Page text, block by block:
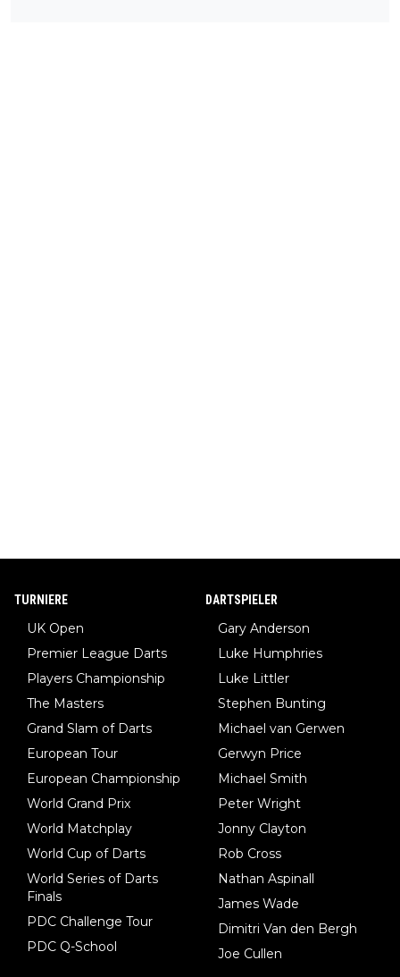
TURNIERE
UK Open
Premier League Darts
Players Championship
The Masters
Grand Slam of Darts
European Tour
European Championship
World Grand Prix
World Matchplay
World Cup of Darts
World Series of Darts
Finals
PDC Challenge Tour
PDC Q-School
DARTSPIELER
Gary Anderson
Luke Humphries
Luke Littler
Stephen Bunting
Michael van Gerwen
Gerwyn Price
Michael Smith
Peter Wright
Jonny Clayton
Rob Cross
Nathan Aspinall
James Wade
Dimitri Van den Bergh
Joe Cullen